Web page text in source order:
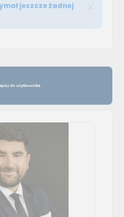
do użytkownika
jeszcze żadnej